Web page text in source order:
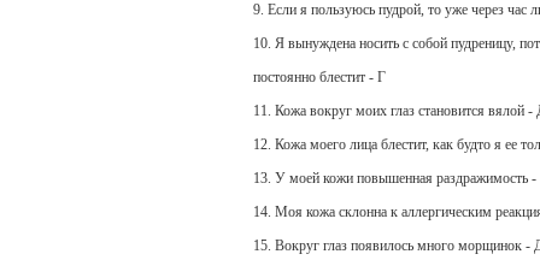
9. Если я пользуюсь пудрой, то уже через час
10. Я вынуждена носить с собой пудреницу,
постоянно блестит - Г
11. Кожа вокруг моих глаз становится вялой -
12. Кожа моего лица блестит, как будто я ее
13. У моей кожи повышенная раздражимость -
14. Моя кожа склонна к аллергическим
15. Вокруг глаз появилось много морщинок -